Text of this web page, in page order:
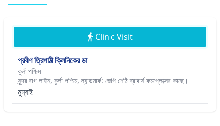
Clinic Visit
প্রবীণ ত্রিপাঠী ক্লিনিকের ডা
কুর্লা পশ্চিম
সুন্দর বাগ লাইন, কুর্লা পশ্চিম, ল্যান্ডমার্ক: জেপি শেঠি ব্রাদার্স কমপ্লেক্সের কাছে।
মুম্বাই